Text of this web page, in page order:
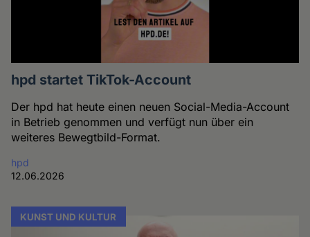
hpd startet TikTok-Account
Der hpd hat heute einen neuen Social-Media-Account
in Betrieb genommen und verfügt nun über ein
weiteres Bewegtbild-Format.
hpd
12.06.2026
KUNST UND KULTUR